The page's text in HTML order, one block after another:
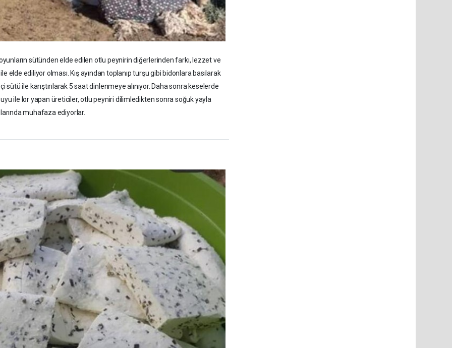
sütünden elde edilen otlu peynirin diğerlerinden farkı, lezzet ve
elde ediliyor olması. Kış ayından toplanıp turşu gibi bidonlara basılarak
sütü ile karıştırılarak 5 saat dinlenmeye alınıyor. Daha sonra keselerde
ile lor yapan üreticiler, otlu peyniri dilimledikten sonra soğuk yayla
muhafaza ediyorlar.